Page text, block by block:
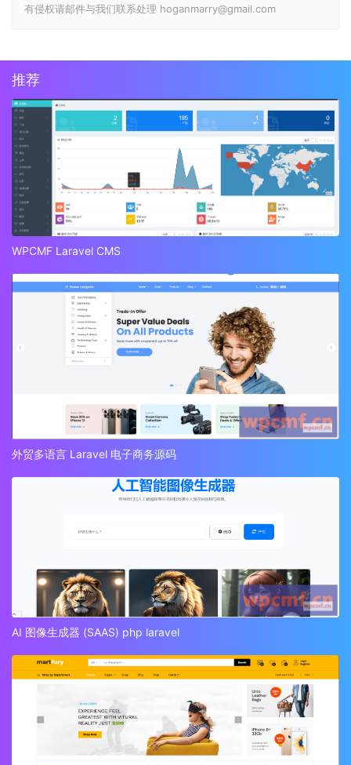
有侵权请邮件与我们联系处理 hoganmarry@gmail.com
推荐
WPCMF Laravel CMS
外贸多语言 Laravel 电子商务源码
AI 图像生成器 (SAAS) php laravel